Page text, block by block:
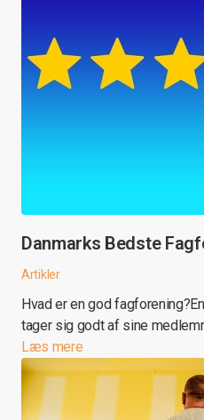
Danmarks Bedste
Artikler
Hvad er en god
tager sig godt af sine
Læs mere